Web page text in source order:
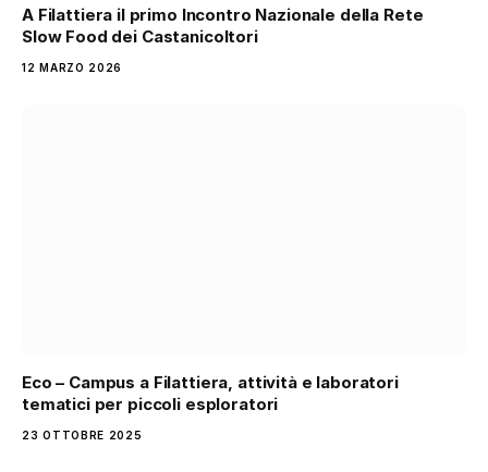
A Filattiera il primo Incontro Nazionale della Rete
Slow Food dei Castanicoltori
12 MARZO 2026
Eco – Campus a Filattiera, attività e laboratori
tematici per piccoli esploratori
23 OTTOBRE 2025